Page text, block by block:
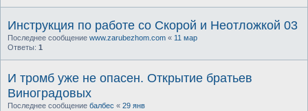
Инструкция по работе со Скорой и Неотложкой 03
Последнее сообщение www.zarubezhom.com « 11 мар
Ответы: 1
И тромб уже не опасен. Открытие братьев
Виноградовых
Последнее сообщение балбес « 29 янв